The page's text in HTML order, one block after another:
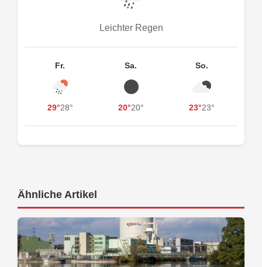
Leichter Regen
Fr.
29°28°
Sa.
20°20°
So.
23°23°
Ähnliche Artikel